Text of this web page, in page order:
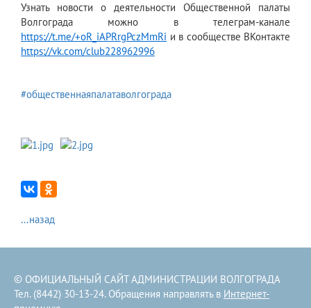
Узнать новости о деятельности Общественной палаты
Волгограда можно в телеграм-канале
https://t.me/+oR_iAPRrgPczMmRi и в сообществе ВКонтакте
https://vk.com/club228962996
#общественнаяпалатаволгограда
...назад
© ОФИЦИАЛЬНЫЙ САЙТ АДМИНИСТРАЦИИ ВОЛГОГРАДА
Тел. (8442) 30-13-24. Обращения направлять в Интернет-